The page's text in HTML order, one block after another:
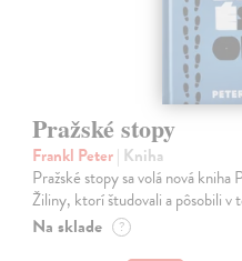
Pražské stopy
Frankl Peter| Kniha
Pražské stopy sa volá nová kniha
Žiliny, ktorí študovali a pôsobili v
Na sklade ?